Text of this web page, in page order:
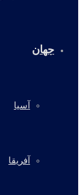
جهان
آسیا
آفریقا